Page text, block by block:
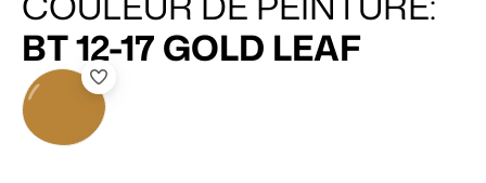
BT 12-17 GOLD LEAF